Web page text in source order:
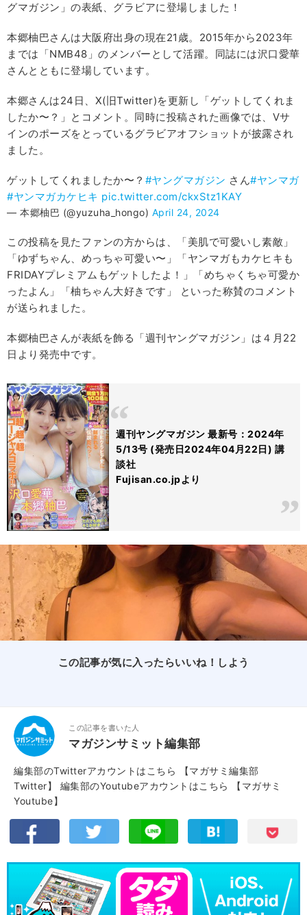
グマガジン」の表紙、グラビアに登場しました！
本郷柚巴さんは大阪府出身の現在21歳。2015年から2023年
までは「NMB48」のメンバーとして活躍。同誌には沢口愛華
さんとともに登場しています。
本郷さんは24日、X(旧Twitter)を更新し「ゲットしてくれま
したか〜？」とコメント。同時に投稿された画像では、Vサ
インのポーズをとっているグラビアオフショットが披露され
ました。
ゲットしてくれましたか〜？ #ヤングマガジン さん#ヤンマガ
#ヤンマガカケヒキ pic.twitter.com/ckxStz1KAY
— 本郷柚巴 (@yuzuha_hongo) April 24, 2024
この投稿を見たファンの方からは、「美肌で可愛いし素敵」
「ゆずちゃん、めっちゃ可愛い〜」「ヤンマガもカケヒキも
FRIDAYプレミアムもゲットしたよ！」「めちゃくちゃ可愛か
ったよん」「柚ちゃん大好きです」 といった称賛のコメント
が送られました。
本郷柚巴さんが表紙を飾る「週刊ヤングマガジン」は４月22
日より発売中です。
週刊ヤングマガジン 最新号：2024年
5/13号 (発売日2024年04月22日) 講
談社
Fujisan.co.jpより
この記事が気に入ったらいいね！しよう
この記事を書いた人
マガジンサミット編集部
編集部のTwitterアカウントはこちら
【マガサミ編集部
Twitter】
編集部のYoutubeアカウントはこちら
【マガサミ
Youtube】